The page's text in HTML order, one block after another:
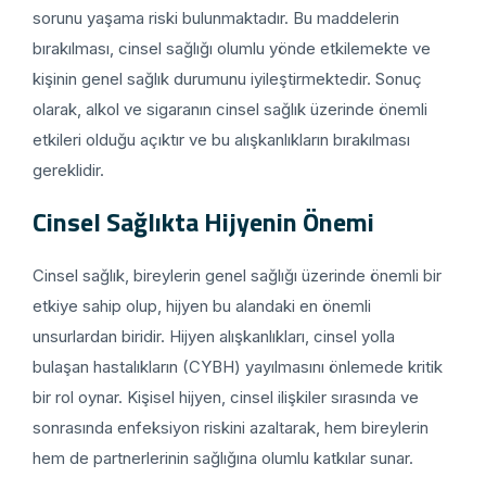
sorunu yaşama riski bulunmaktadır. Bu maddelerin
bırakılması, cinsel sağlığı olumlu yönde etkilemekte ve
kişinin genel sağlık durumunu iyileştirmektedir. Sonuç
olarak, alkol ve sigaranın cinsel sağlık üzerinde önemli
etkileri olduğu açıktır ve bu alışkanlıkların bırakılması
gereklidir.
Cinsel Sağlıkta Hijyenin Önemi
Cinsel sağlık, bireylerin genel sağlığı üzerinde önemli bir
etkiye sahip olup, hijyen bu alandaki en önemli
unsurlardan biridir. Hijyen alışkanlıkları, cinsel yolla
bulaşan hastalıkların (CYBH) yayılmasını önlemede kritik
bir rol oynar. Kişisel hijyen, cinsel ilişkiler sırasında ve
sonrasında enfeksiyon riskini azaltarak, hem bireylerin
hem de partnerlerinin sağlığına olumlu katkılar sunar.